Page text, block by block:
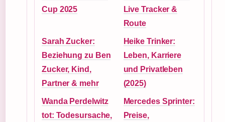
Cup 2025
Live Tracker &
Route
Sarah Zucker:
Beziehung zu Ben
Zucker, Kind,
Partner & mehr
Heike Trinker:
Leben, Karriere
und Privatleben
(2025)
Wanda Perdelwitz
tot: Todesursache,
Mercedes Sprinter:
Preise,